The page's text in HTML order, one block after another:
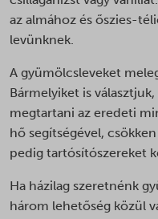
az almához és őszies-
levünknek.
A gyümölcsleveket
Bármelyiket is
megtartani az eredeti
hő segítségével,
pedig tartósítószereket
Ha házilag szeretnénk
három lehetőség közül